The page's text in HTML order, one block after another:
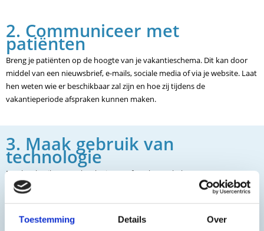
Toestemming Details Over
2. Communiceer met
patiënten
Breng je patiënten op de hoogte van je vakantieschema. Dit kan door
middel van een nieuwsbrief, e-mails, sociale media of via je website. Laat
hen weten wie er beschikbaar zal zijn en hoe zij tijdens de
vakantieperiode afspraken kunnen maken.
3. Maak gebruik van
technologie
Maak gebruik van technologie om afspraken te beheren en
patiëntendossiers bij te houden. Dit zal je helpen om de praktijk soepel
welke producten er besteld dienen te worden.